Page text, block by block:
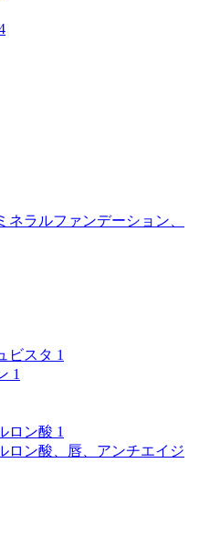
ネラルファンデーション、
ビスタ 1
1
ロン酸 1
ロン酸、唇、アンチエイジ